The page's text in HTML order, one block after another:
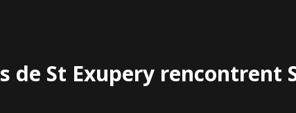
de St Exupery rencontrent